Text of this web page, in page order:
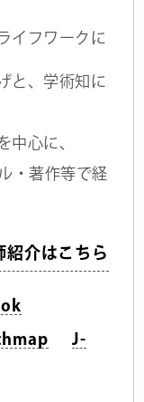
イフワークに
と、学術知に
中心に、
・著作等で経
紹介はこちら
J-